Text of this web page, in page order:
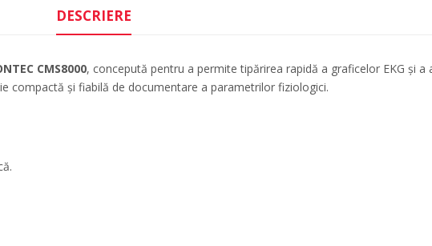
DESCRIERE
CMS8000, concepută pentru a permite tipărirea rapidă a graficelor EKG și
compactă și fiabilă de documentare a parametrilor fiziologici.